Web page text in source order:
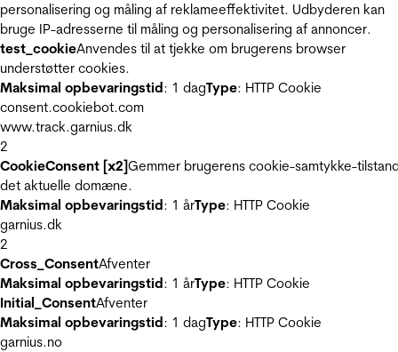
personalisering og måling af reklameeffektivitet. Udbyderen kan
bruge IP-adresserne til måling og personalisering af annoncer.
test_cookieAnvendes til at tjekke om brugerens browser
understøtter cookies.
Maksimal opbevaringstid: 1 dagType: HTTP Cookie
consent.cookiebot.com
www.track.garnius.dk
2
CookieConsent [x2]Gemmer brugerens cookie-samtykke-
det aktuelle domæne.
Maksimal opbevaringstid: 1 årType: HTTP Cookie
garnius.dk
2
Cross_ConsentAfventer
Maksimal opbevaringstid: 1 årType: HTTP Cookie
Initial_ConsentAfventer
Maksimal opbevaringstid: 1 dagType: HTTP Cookie
garnius.no